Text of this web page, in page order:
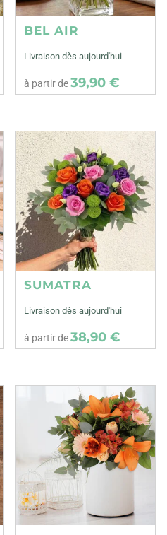
BEL AIR
Livraison dès aujourd'hui
à partir de39,90 €
SUMATRA
Livraison dès aujourd'hui
à partir de38,90 €